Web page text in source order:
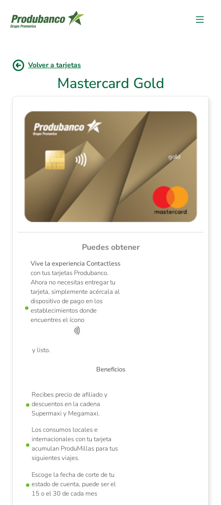
Volver a tarjetas
Mastercard Gold
Puedes obtener
Vive la experiencia Contactless
con tus tarjetas Produbanco.
Ahora no necesitas entregar tu
tarjeta, simplemente acércala al
dispositivo de pago en los
establecimientos donde
encuentres el ícono
y listo.
Beneficios
Recibes precio de afiliado y
descuentos en la cadena
Supermaxi y Megamaxi.
Los consumos locales e
internacionales con tu tarjeta
acumulan ProduMillas para tus
siguientes viajes.
Escoge la fecha de corte de tu
estado de cuenta, puede ser el
15 o el 30 de cada mes